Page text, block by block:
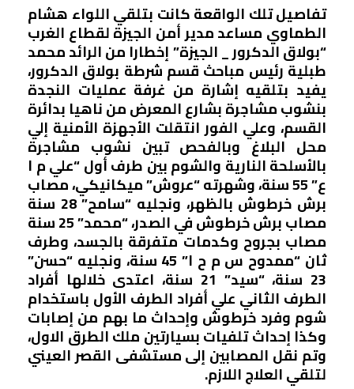
تفاصيل تلك الواقعة كانت بتلقي اللواء هشام
الطماوي مساعد مدير أمن الجيزة لقطاع الغرب
“بولاق الدكرور _ الجيزة” إخطارا من الرائد محمد
طبلية رئيس مباحث قسم شرطة بولاق الدكرور،
يفيد بتلقيه إشارة من غرفة عمليات النجدة
بنشوب مشاجرة بشارع المعرض من ناهيا بدائرة
القسم، وعلي الفور انتقلت الأجهزة الأمنية إلي
محل البلاغ وبالفحص تبين نشوب مشاجرة
بالأسلحة النارية والشوم بين طرف أول “علي م ا
ع” 55 سنة، وشهرته “عروش” ميكانيكي، مصاب
برش خرطوش بالظهر، ونجليه “سامح” 28 سنة
مصاب برش خرطوش في الصدر، “محمد” 25 سنة
مصاب بجروح وكدمات متفرقة بالجسد، وطرف
ثان “ممدوح س م ح ا” 45 سنة، ونجليه “حسن”
23 سنة، “سيد” 21 سنة، اعتدى خلالها أفراد
الطرف الثاني علي أفراد الطرف الأول باستخدام
شوم وفرد خرطوش وإحداث ما بهم من إصابات
وكذا إحداث تلفيات بسيارتين ملك الطرق الاول،
وتم نقل المصابين إلى مستشفى القصر العيني
لتلقي العلاج اللازم.